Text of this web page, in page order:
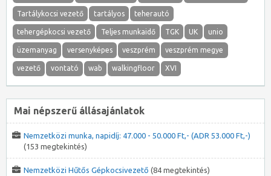
Tartálykocsi vezető tartályos teherautó
tehergépkocsi vezető Teljes munkaidő TGK UK unio
üzemanyag versenyképes veszprém veszprém megye
vezető vontató wab walkingfloor XVI
Mai népszerű állásajánlatok
Nemzetközi munka, napidíj: 47.000 - 50.000 Ft,- (ADR 53.000 Ft,-)
(153 megtekintés)
Nemzetközi Hűtős Gépkocsivezető (84 megtekintés)